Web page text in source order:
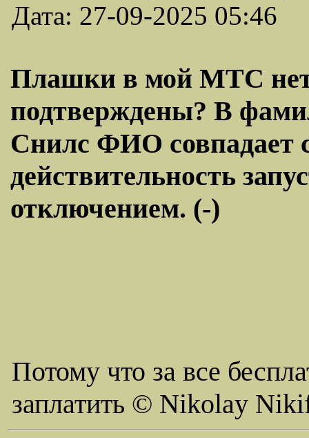
Дата: 27-09-2025 05:46
Плашки в мой МТС
подтверждены? В
Снилс ФИО совпадает
действительность
отключением. (-)
Потому что за все
заплатить © Nikolay